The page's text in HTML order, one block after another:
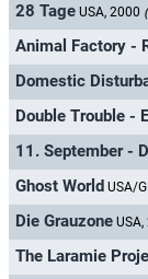
28 Tage USA, 2000
Animal Factory -
Domestic
Double Trouble -
11. September -
Ghost World USA/
Die Grauzone USA,
The Laramie